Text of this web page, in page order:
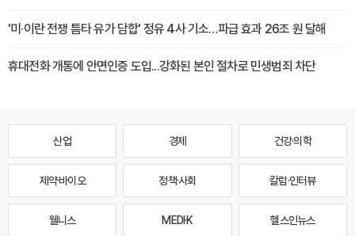
'미·이란 전쟁 틈타 유가 담합' 정유 4사 기소…파급 효과 26조 원 달해
휴대전화 개통에 안면인증 도입...강화된 본인 절차로 민생범죄 차단
산업 경제 건강·의학
제약·바이오 정책·사회 칼럼·인터뷰
웰니스 MEDI·K 헬스인뉴스